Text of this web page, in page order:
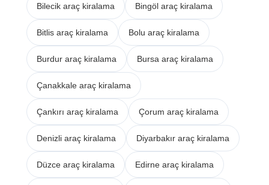
Bilecik araç kiralama Bingöl araç kiralama
Bitlis araç kiralama Bolu araç kiralama
Burdur araç kiralama Bursa araç kiralama
Çanakkale araç kiralama
Çankırı araç kiralama Çorum araç kiralama
Denizli araç kiralama Diyarbakır araç kiralama
Düzce araç kiralama Edirne araç kiralama